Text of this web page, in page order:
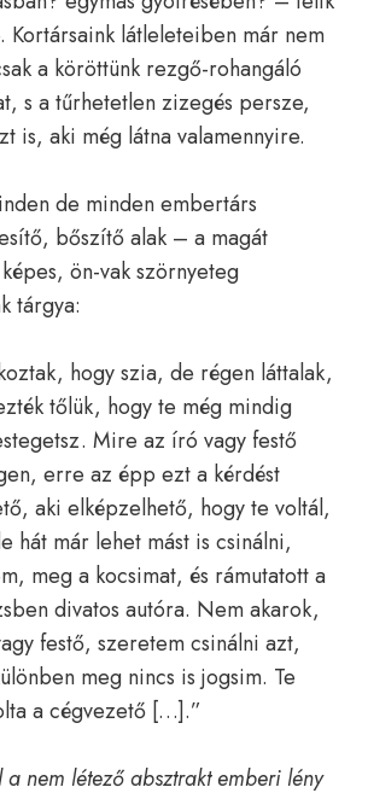
Kortársaink látleleteiben már nem
a köröttünk rezgő-rohangáló
s a tűrhetetlen zizegés persze,
is, aki még látna valamennyire.
de minden embertárs
bőszítő alak – a magát
ön-vak szörnyeteg
tárgya:
hogy szia, de régen láttalak,
tőlük, hogy te még mindig
Mire az író vagy festő
erre az épp ezt a kérdést
aki elképzelhető, hogy te voltál,
hát már lehet mást is csinálni,
meg a kocsimat, és rámutatott a
divatos autóra. Nem akarok,
festő, szeretem csinálni azt,
meg nincs is jogsim. Te
a cégvezető […].”
a nem létező absztrakt emberi lény